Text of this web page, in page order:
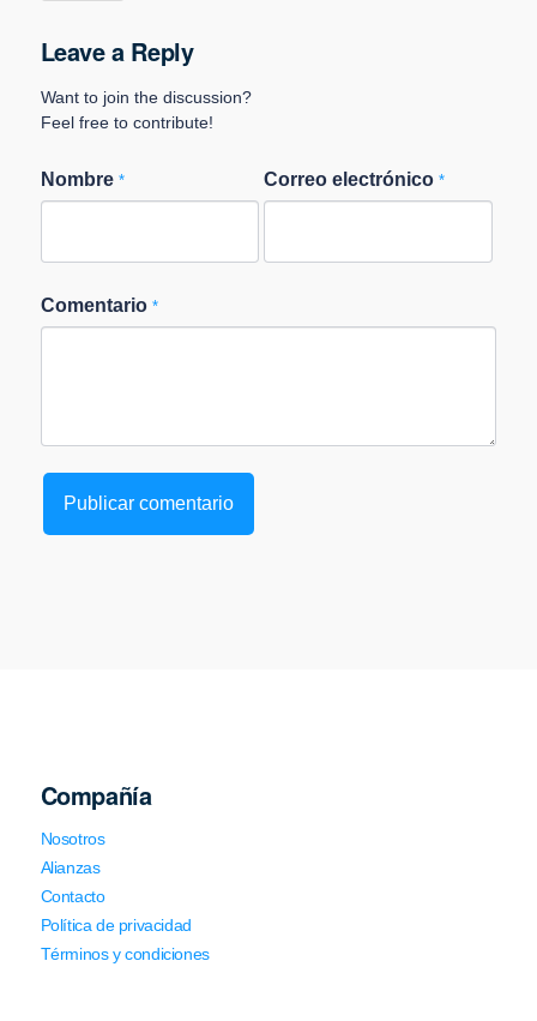
Leave a Reply
Want to join the discussion?
Feel free to contribute!
Nombre * Correo electrónico*
Comentario *
Compañía
Nosotros
Alianzas
Contacto
Política de privacidad
Términos y condiciones